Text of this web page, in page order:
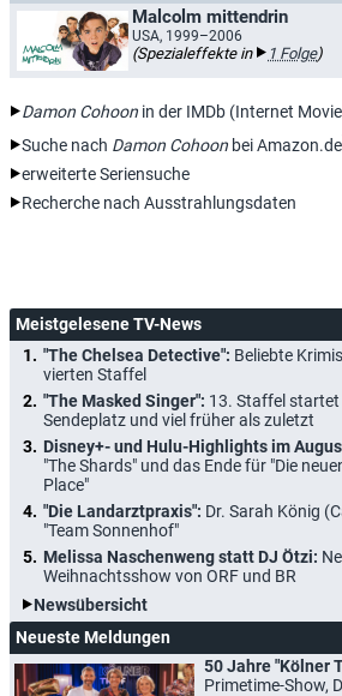
Malcolm mittendrin
USA, 1999–2006
(Spezialeffekte in 1 Folge)
Damon Cohoon in der IMDb (Internet
Suche nach Damon Cohoon bei Amazon.de
erweiterte Seriensuche
Recherche nach Ausstrahlungsdaten
Meistgelesene TV-News
"The Chelsea Detective": Beliebte
vierten Staffel
"The Masked Singer": 13. Staffel
Sendeplatz und viel früher als zuletzt
Disney+- und Hulu-Highlights im
"The Shards" und das Ende für "Die
Place"
"Die Landarztpraxis": Dr. Sarah König
"Team Sonnenhof"
Melissa Naschenweng statt DJ Ötzi:
Weihnachtsshow von ORF und BR
Newsübersicht
Neueste Meldungen
50 Jahre "Kölner
Primetime-Show,